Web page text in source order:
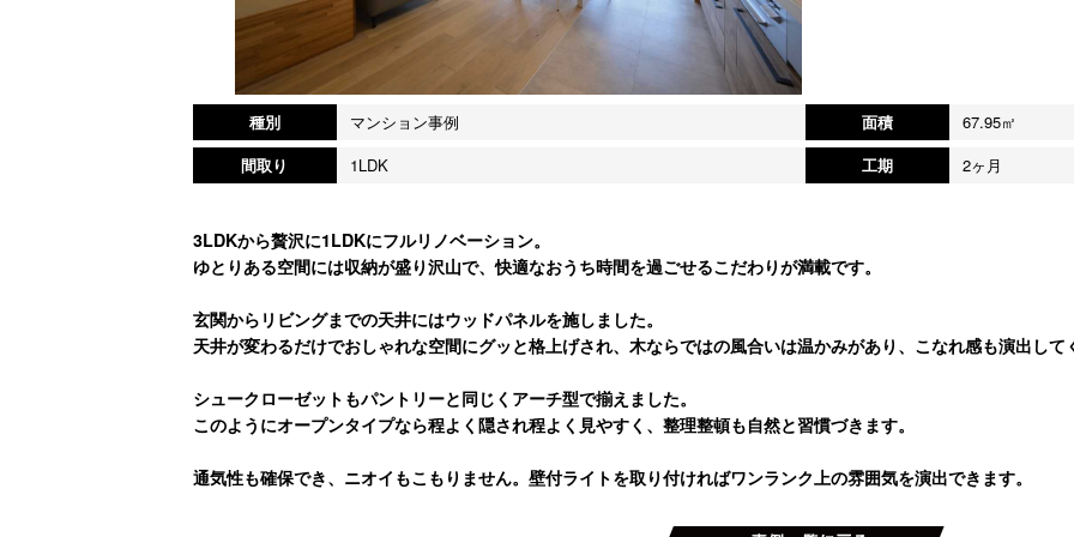
種別 マンション事例 面積
67.95㎡
間取り
1LDK 工期 2ヶ月
3LDKから贅沢に1LDKにフルリノベーション。
ゆとりある空間には収納が盛り沢山で、快適なおうち時間を過ごせるこだわりが満載です。
玄関からリビングまでの天井にはウッドパネルを施しました。
天井が変わるだけでおしゃれな空間にグッと格上げされ、木ならではの風合いは温かみがあり、こなれ感も演出して
シュークローゼットもパントリーと同じくアーチ型で揃えました。
このようにオープンタイプなら程よく隠され程よく見やすく、整理整頓も自然と習慣づきます。
通気性も確保でき、ニオイもこもりません。壁付ライトを取り付ければワンランク上の雰囲気を演出できます。